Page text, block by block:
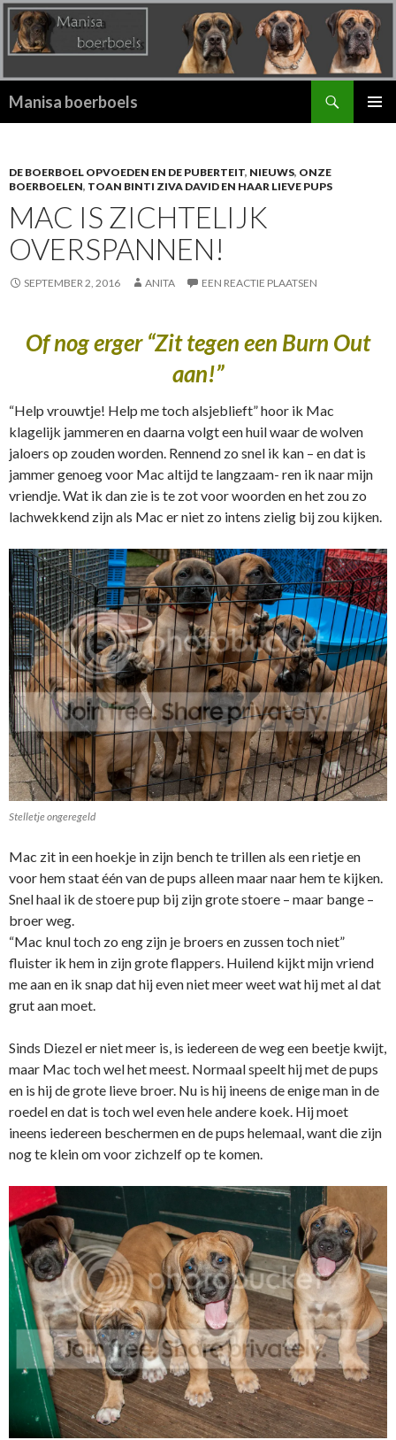
Manisa boerboels
DE BOERBOEL OPVOEDEN EN DE PUBERTEIT, NIEUWS, ONZE
BOERBOELEN, TOAN BINTI ZIVA DAVID EN HAAR LIEVE PUPS
MAC IS ZICHTELIJK
OVERSPANNEN!
SEPTEMBER 2, 2016 ANITA EEN REACTIE PLAATSEN
Of nog erger “Zit tegen een Burn Out
aan!”
“Help vrouwtje! Help me toch alsjeblieft” hoor ik Mac
klagelijk jammeren en daarna volgt een huil waar de wolven
jaloers op zouden worden. Rennend zo snel ik kan – en dat is
jammer genoeg voor Mac altijd te langzaam- ren ik naar mijn
vriendje. Wat ik dan zie is te zot voor woorden en het zou zo
lachwekkend zijn als Mac er niet zo intens zielig bij zou kijken.
Stelletje ongeregeld
Mac zit in een hoekje in zijn bench te trillen als een rietje en
voor hem staat één van de pups alleen maar naar hem te kijken.
Snel haal ik de stoere pup bij zijn grote stoere – maar bange –
broer weg.
“Mac knul toch zo eng zijn je broers en zussen toch niet”
fluister ik hem in zijn grote flappers. Huilend kijkt mijn vriend
me aan en ik snap dat hij even niet meer weet wat hij met al dat
grut aan moet.
Sinds Diezel er niet meer is, is iedereen de weg een beetje kwijt,
maar Mac toch wel het meest. Normaal speelt hij met de pups
en is hij de grote lieve broer. Nu is hij ineens de enige man in de
roedel en dat is toch wel even hele andere koek. Hij moet
ineens iedereen beschermen en de pups helemaal, want die zijn
nog te klein om voor zichzelf op te komen.